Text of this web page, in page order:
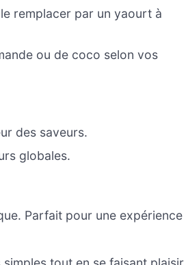
remplacer par un yaourt à
ou de coco selon vos
des saveurs.
globales.
Parfait pour une expérience